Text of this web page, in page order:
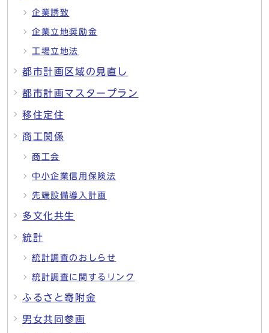
企業誘致
企業立地奨励金
工場立地法
都市計画区域の見直し
都市計画マスタープラン
移住定住
商工関係
商工会
中小企業信用保険法
先端設備導入計画
多文化共生
統計
統計調査のおしらせ
統計調査に関するリンク
ふるさと寄附金
男女共同参画